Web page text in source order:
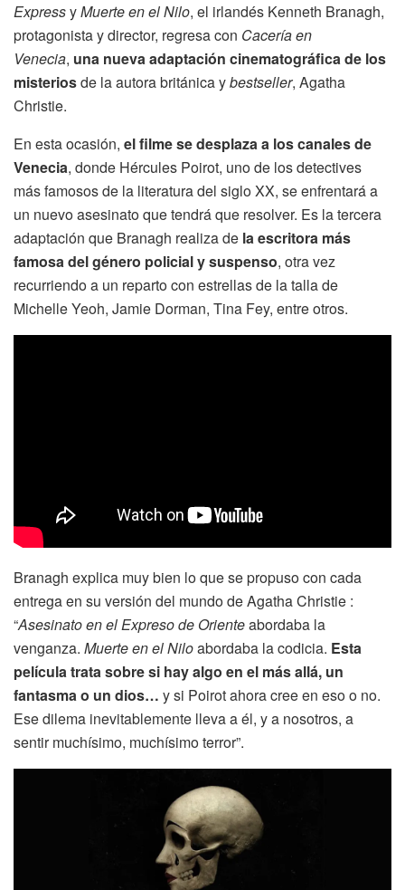
ExpressyMuerte en el Nilo, el irlandés Kenneth Branagh,
protagonista y director, regresa con Cacería en
Venecia, una nueva adaptación cinematográfica de los
misteriosde la autora británica ybestseller, Agatha
Christie.
En esta ocasión, el filme se desplaza a los canales de
Venecia, donde Hércules Poirot, uno de los detectives
más famosos de la literatura del siglo XX, se enfrentará a
un nuevo asesinato que tendrá que resolver. Es la tercera
adaptación que Branagh realiza de la escritora más
famosa del género policial y suspenso, otra vez
recurriendo a un reparto con estrellas de la talla de
Michelle Yeoh, Jamie Dorman, Tina Fey, entre otros.
Branagh explica muy bien lo que se propuso con cada
entrega en su versión del mundo de Agatha Christie :
“Asesinato en el Expreso de Orienteabordaba la
venganza. Muerte en el Niloabordaba la codicia. Esta
película trata sobre si hay algo en el más allá, un
fantasma o un dios… y si Poirot ahora cree en eso o no.
Ese dilema inevitablemente lleva a él, y a nosotros, a
sentir muchísimo, muchísimo terror”.